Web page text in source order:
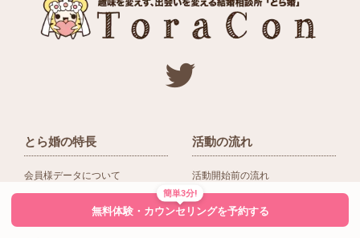
とら婚の特長
会員様データについて
活動の流れ
活動開始前の流れ
入会後の活動の流れ
簡単3分!
無料体験・カウンセリングを予約する